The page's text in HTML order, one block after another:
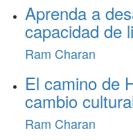
Aprenda a
capacidad de
Ram Charan
El camino de
cambio
Ram Charan